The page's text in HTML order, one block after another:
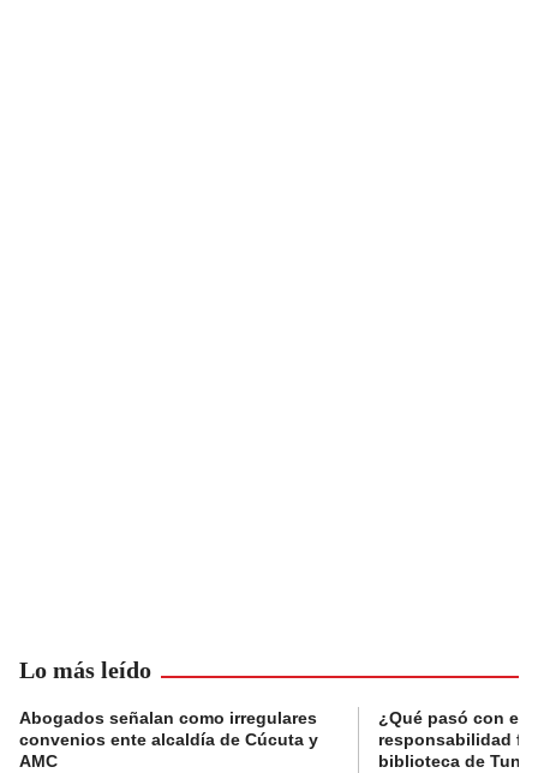
Lo más leído
Abogados señalan como irregulares
convenios ente alcaldía de Cúcuta y
AMC
¿Qué pasó con el
responsabilidad
biblioteca de